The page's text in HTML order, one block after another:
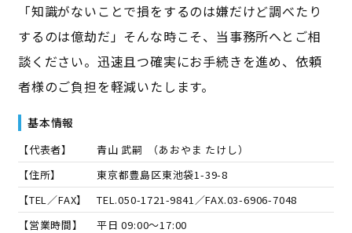
「知識がないことで損をするのは嫌だけど調べたり
するのは億劫だ」そんな時こそ、当事務所へとご相
談ください。迅速且つ確実にお手続きを進め、依頼
者様のご負担を軽減いたします。
基本情報
【代表者】 青山 武嗣 （あおやま たけし）
【住所】
東京都豊島区東池袋1-39-8
【TEL／FAX】
TEL.050-1721-9841 ／FAX.03-6906-7048
【営業時間】
平日 09:00～17:00